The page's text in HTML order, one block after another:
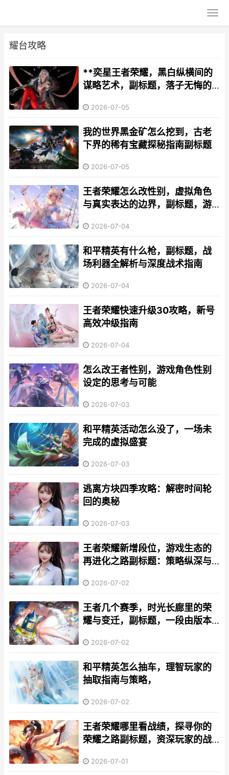
耀台攻略
**奕星王者荣耀，黑白纵横间的
谋略艺术，副标题，落子无悔的
2026-07-05
我的世界黑金矿怎么挖到，古老
下界的稀有宝藏探秘指南副标题
2026-07-05
王者荣耀怎么改性别，虚拟角色
与真实表达的边界，副标题，游
2026-07-04
和平精英有什么枪，副标题，战
场利器全解析与深度战术指南
2026-07-04
王者荣耀快速升级30攻略，新号
高效冲级指南
2026-07-04
怎么改王者性别，游戏角色性别
设定的思考与可能
2026-07-03
和平精英活动怎么没了，一场未
完成的虚拟盛宴
2026-07-03
逃离方块四季攻略：解密时间轮
回的奥秘
2026-07-03
王者荣耀新增段位，游戏生态的
再进化之路副标题：策略纵深与
2026-07-02
王者几个赛季，时光长廊里的荣
耀与变迁，副标题，一段由版本
2026-07-02
和平精英怎么抽车，理智玩家的
抽取指南与策略，
2026-07-02
王者荣耀哪里看战绩，探寻你的
荣耀之路副标题，资深玩家的战
2026-07-01